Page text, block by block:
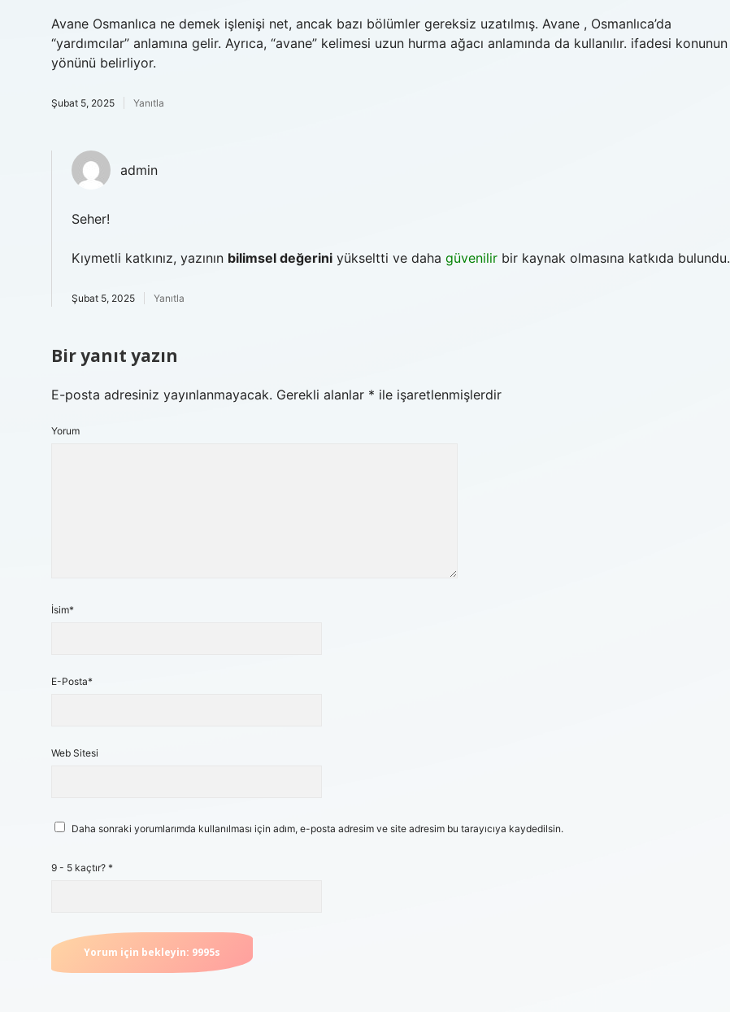
Avane Osmanlıca ne demek işlenişi net, ancak bazı bölümler gereksiz uzatılmış. Avane , Osmanlıca’da
“yardımcılar” anlamına gelir. Ayrıca, “avane” kelimesi uzun hurma ağacı anlamında da kullanılır. ifadesi konunun
yönünü belirliyor.
Şubat 5, 2025 Yanıtla
admin
Seher!
Kıymetli katkınız, yazının bilimsel değerini yükseltti ve daha güvenilir bir kaynak olmasına katkıda bulundu.
Şubat 5, 2025 Yanıtla
Bir yanıt yazın
E-posta adresiniz yayınlanmayacak. Gerekli alanlar * ile işaretlenmişlerdir
Yorum
İsim*
E-Posta*
Web Sitesi
Daha sonraki yorumlarımda kullanılması için adım, e-posta adresim ve site adresim bu tarayıcıya kaydedilsin.
9 - 5 kaçtır? *